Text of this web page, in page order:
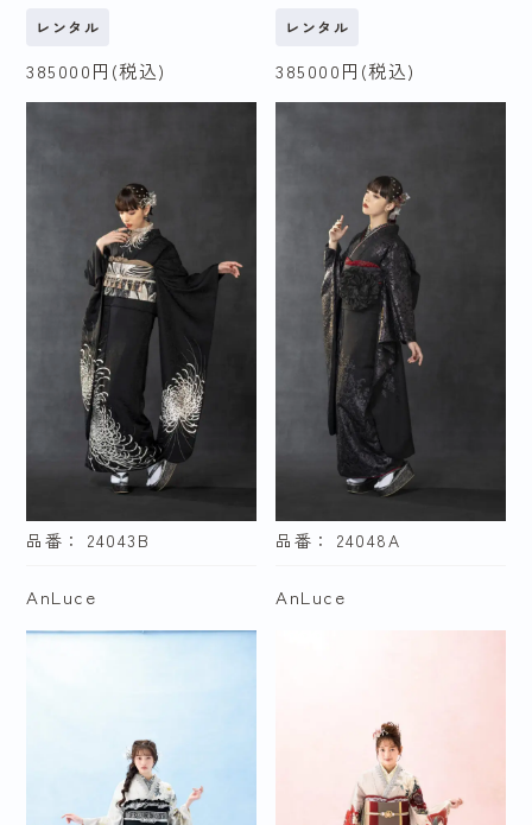
2026年（令和8
年）
2027年（令和10
年）以降
レンタル
385000円(税込)
レンタル
385000円(税込)
品番： 24043B
AnLuce
品番： 24048A
AnLuce